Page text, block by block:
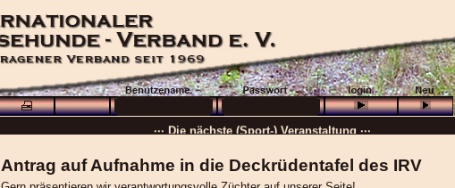
Antrag auf Aufnahme in die Deckrüdentafel des IRV
··· Schön, dass Sie da sind! ···
··· Die nächste (Sport-) Veranstaltung ···